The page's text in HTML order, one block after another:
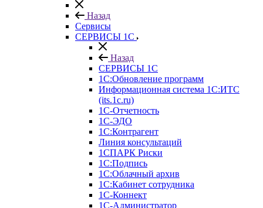
Назад
Cервисы
СЕРВИСЫ 1С
Назад
СЕРВИСЫ 1С
1С:Обновление программ
Информационная система 1С:ИТС
(its.1c.ru)
1С-Отчетность
1С-ЭДО
1С:Контрагент
Линия консультаций
1СПАРК Риски
1С:Подпись
1С:Облачный архив
1С:Кабинет сотрудника
1С-Коннект
1С-Администратор